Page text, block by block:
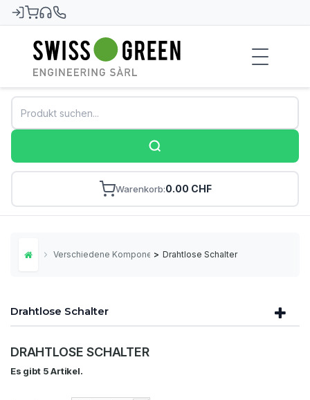
Swiss-Green
Warenkorb 0.00 CHF
Home Verschiedene Komponenten
> Drahtlose Schalter
Drahtlose Schalter
DRAHTLOSE SCHALTER
Es gibt 5 Artikel.